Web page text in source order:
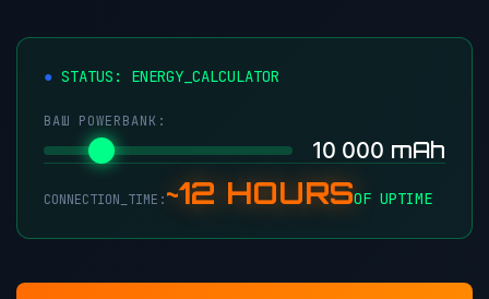
● STATUS: ENERGY_CALCULATOR
ВАШ POWERBANK:
10 000 mAh
CONNECTION_TIME:~12 HOURSOF UPTIME